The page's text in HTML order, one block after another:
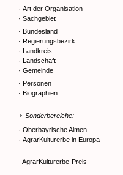
· Art der Organisation
· Sachgebiet
· Bundesland
· Regierungsbezirk
· Landkreis
· Landschaft
· Gemeinde
· Personen
· Biographien
Sonderbereiche:
· Oberbayrische Almen
· AgrarKulturerbe in Europa
- AgrarKulturerbe-Preis